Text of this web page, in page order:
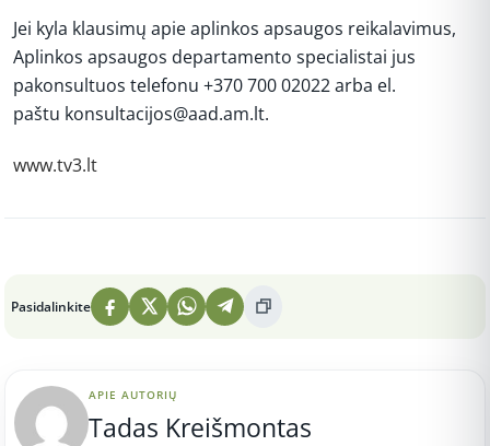
Jei kyla klausimų apie aplinkos apsaugos reikalavimus,
Aplinkos apsaugos departamento specialistai jus
pakonsultuos telefonu +370 700 02022 arba el.
paštu konsultacijos@aad.am.lt.
www.tv3.lt
Pasidalinkite
APIE AUTORIŲ
Tadas Kreišmontas